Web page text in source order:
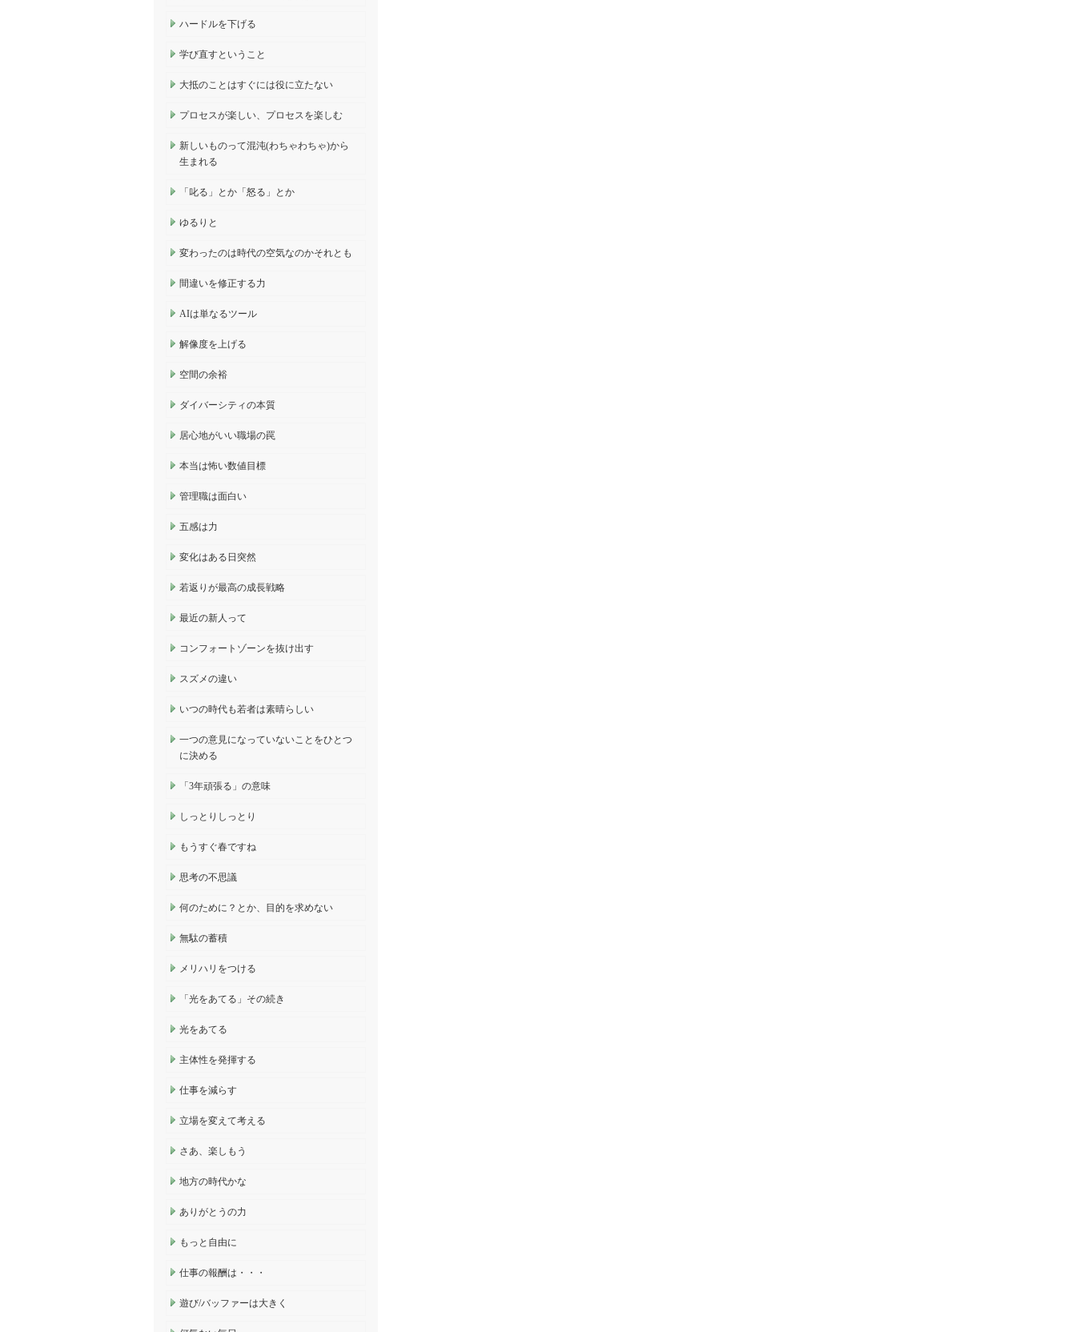
ハードルを下げる
学び直すということ
大抵のことはすぐには役に立たない
プロセスが楽しい、プロセスを楽しむ
新しいものって混沌(わちゃわちゃ)から
生まれる
「叱る」とか「怒る」とか
ゆるりと
変わったのは時代の空気なのかそれとも
間違いを修正する力
AIは単なるツール
解像度を上げる
空間の余裕
ダイバーシティの本質
居心地がいい職場の罠
本当は怖い数値目標
管理職は面白い
五感は力
変化はある日突然
若返りが最高の成長戦略
最近の新人って
コンフォートゾーンを抜け出す
スズメの違い
いつの時代も若者は素晴らしい
一つの意見になっていないことをひとつ
に決める
「3年頑張る」の意味
しっとりしっとり
もうすぐ春ですね
思考の不思議
何のために？とか、目的を求めない
無駄の蓄積
メリハリをつける
「光をあてる」その続き
光をあてる
主体性を発揮する
仕事を減らす
立場を変えて考える
さあ、楽しもう
地方の時代かな
ありがとうの力
もっと自由に
仕事の報酬は・・・
遊び/バッファーは大きく